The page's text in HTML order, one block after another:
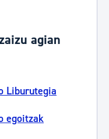
agian
Liburutegia
egoitzak